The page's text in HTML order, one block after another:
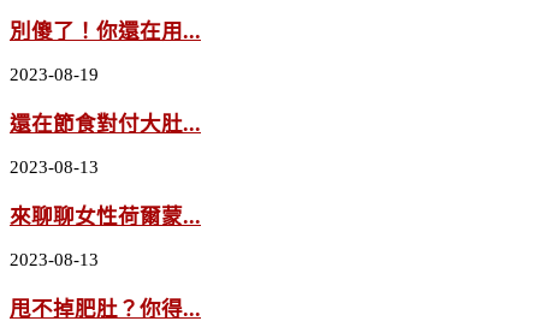
別傻了！你還在用...
2023-08-19
還在節食對付大肚...
2023-08-13
來聊聊女性荷爾蒙...
2023-08-13
甩不掉肥肚？你得...